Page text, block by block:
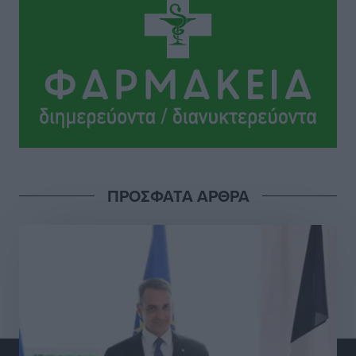
ΠΑΜΕ ΣΤΟΙΧΗΜΑ: Περισσότερα από 95 εκατομμύρια
ευρώ σε κέρδη μοίρασε τον Ιούλιο
Αθλητικά• πριν 12 ώρες
Ολοκλήρωση του έργου αναβάθμισης των
Γ.Σ. Διαγόρας: Στα «κυανέρυθρα» ο Janni Pembe
Σύλληψη 21χρονου για ναρκωτικά στη Ρόδο
πριν 14 ώρες
Με 13,1% κάλυψη εργαζομένων από συλλογικές
συμβάσεις, η Ελλάδα στον “πάτο” της ΕΕ
ΠΡΟΣΦΑΤΑ ΑΡΘΡΑ